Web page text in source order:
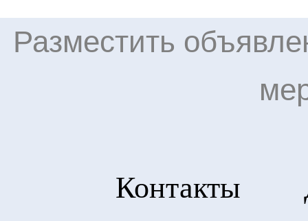
Разместить
Контакты